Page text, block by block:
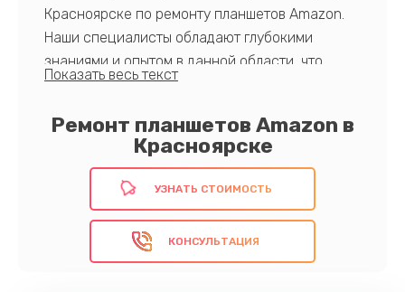
Ремонт планшетов Amazon в
Красноярске
Красноярске по ремонту планшетов Amazon.
Наши специалисты обладают глубокими
знаниями и опытом в данной области, что
обеспечивает высокий стандарт
относится быстрое и эффективное решение
проблем, применение оригинальных
комплектующих и гарантия на выполненные
Доверьте свой гаджет профессионалам!
УЗНАТЬ СТОИМОСТЬ
КОНСУЛЬТАЦИЯ